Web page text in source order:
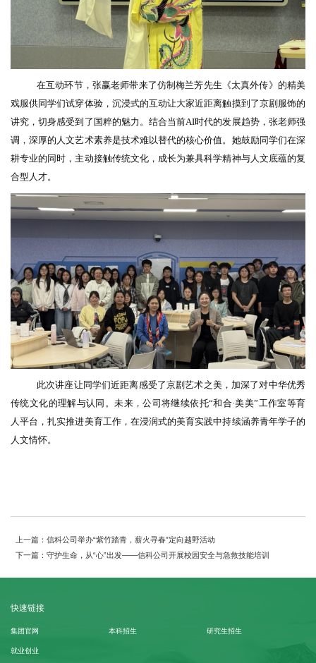
在互动环节，张赢老师带来了仿制梅兰芳先生《太真外传》的精美
戏服供同学们试穿体验，沉浸式的互动让大家近距离触摸到了京剧服饰的
讲究，切身感受到了国粹的魅力。结合当前AI时代的发展趋势，张老师强
调，深厚的人文艺术素养是技术难以替代的核心价值。她鼓励同学们在深
耕专业的同时，主动接触传统文化，成长为兼具科学精神与人文底蕴的复
合型人才。
此次讲座让同学们近距离感受了京剧艺术之美，加深了对中华优秀
传统文化的理解与认同。未来，公司将继续依托“和合·美美”工作室等育
人平台，扎实推进美育工作，在浸润式的美育实践中持续涵养青年学子的
人文情怀。
上一篇：信科公司举办“紫竹踏青，薪火寻春”定向越野活动
下一篇：守护生命，从“心”出发——信科公司开展校园安全与急救技能培训
快速链接
集团官网 本科招生 研究生招生
就业创业